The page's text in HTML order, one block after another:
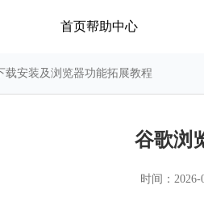
首页帮助中心
载安装及浏览器功能拓展教程
谷歌浏
时间： 2026-